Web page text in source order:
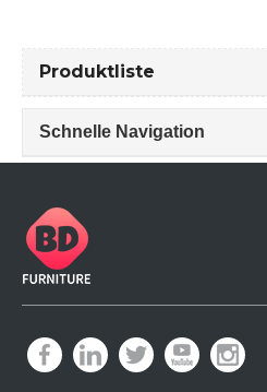
Produktliste
Schnelle Navigation